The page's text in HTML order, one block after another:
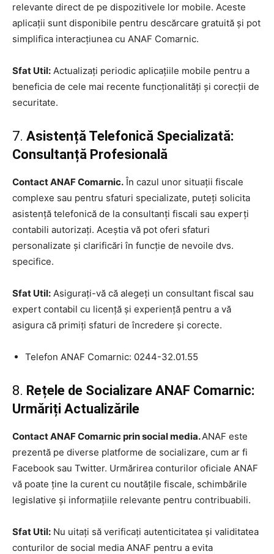
relevante direct de pe dispozitivele lor mobile. Aceste
aplicații sunt disponibile pentru descărcare gratuită și pot
simplifica interacțiunea cu ANAF Comarnic.
Sfat Util: Actualizați periodic aplicațiile mobile pentru a
beneficia de cele mai recente funcționalități și corecții de
securitate.
7. Asistență Telefonică Specializată:
Consultanță Profesională
Contact ANAF Comarnic. În cazul unor situații fiscale
complexe sau pentru sfaturi specializate, puteți solicita
asistență telefonică de la consultanți fiscali sau experți
contabili autorizați. Aceștia vă pot oferi sfaturi
personalizate și clarificări în funcție de nevoile dvs.
specifice.
Sfat Util: Asigurați-vă că alegeți un consultant fiscal sau
expert contabil cu licență și experiență pentru a vă
asigura că primiți sfaturi de încredere și corecte.
Telefon ANAF Comarnic: 0244-32.01.55
8. Rețele de Socializare ANAF Comarnic:
Urmăriți Actualizările
Contact ANAF Comarnic prin social media.ANAF este
prezentă pe diverse platforme de socializare, cum ar fi
Facebook sau Twitter. Urmărirea conturilor oficiale ANAF
vă poate ține la curent cu noutățile fiscale, schimbările
legislative și informațiile relevante pentru contribuabili.
Sfat Util: Nu uitați să verificați autenticitatea și validitatea
conturilor de social media ANAF pentru a evita